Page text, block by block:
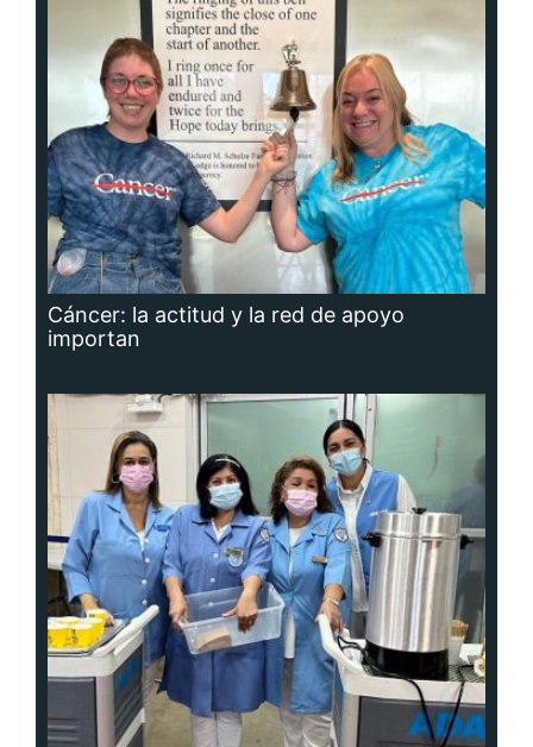
Cáncer: la actitud y la red de apoyo
importan